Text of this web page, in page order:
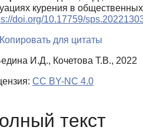
курения в
doi.org/10.17759/
Копировать для цитаты
И.Д., Кочетова Т.В., 2022
CC BY-NC 4.0
текст